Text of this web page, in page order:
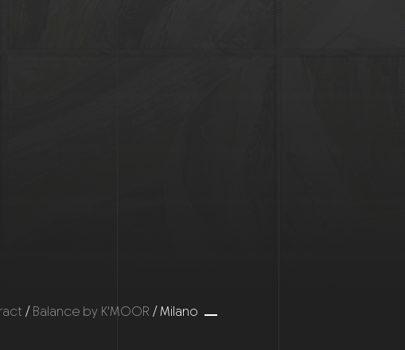
/Balance by K'MOOR / Milano